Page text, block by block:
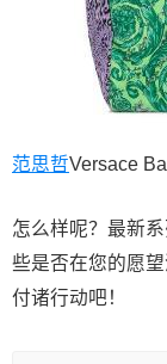
范思哲Versace
怎么样呢？最新
些是否在您的愿
付诸行动吧！